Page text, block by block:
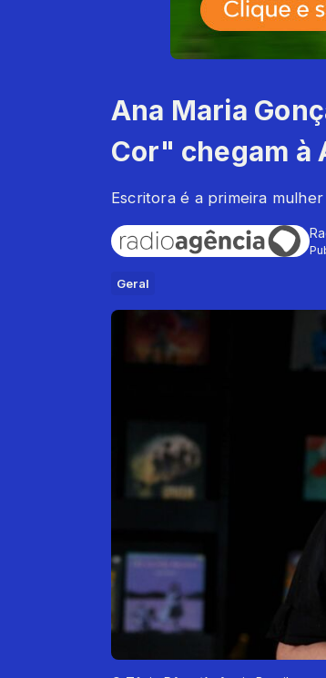
Ana Maria
Cor" chegam à
Escritora é a primeira
Geral